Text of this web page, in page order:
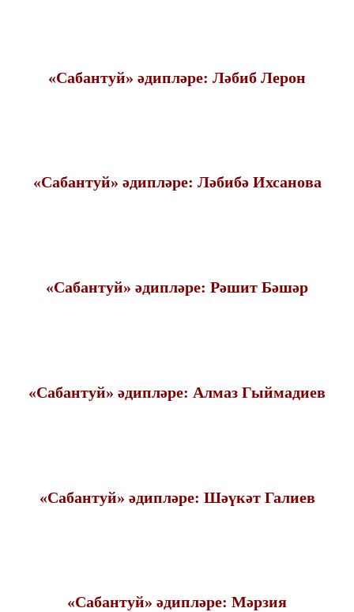
«Сабантуй» әдипләре: Ләбиб Лерон
«Сабантуй» әдипләре: Ләбибә Ихсанова
«Сабантуй» әдипләре: Рәшит Бәшәр
«Сабантуй» әдипләре: Алмаз Гыймадиев
«Сабантуй» әдипләре: Шәүкәт Галиев
«Сабантуй» әдипләре: Мәрзия